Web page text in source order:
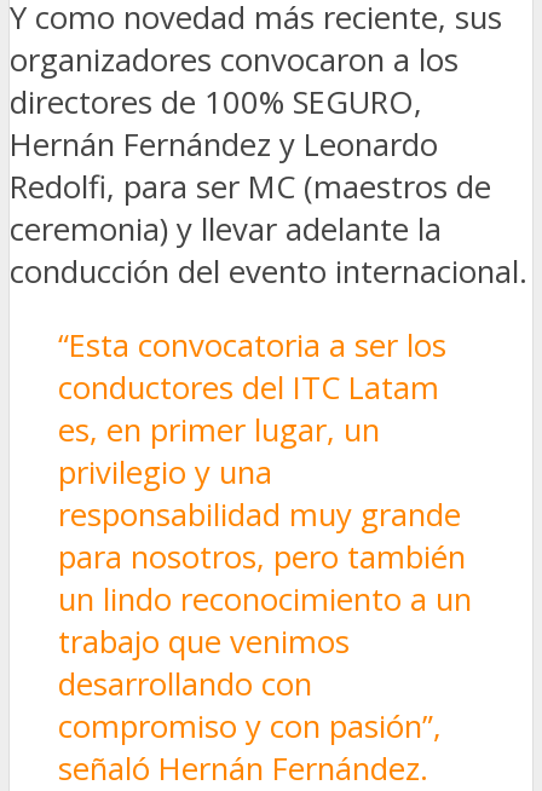
Y como novedad más reciente, sus
organizadores convocaron a los
directores de 100% SEGURO,
Hernán Fernández y Leonardo
Redolfi, para ser MC (maestros de
ceremonia) y llevar adelante la
conducción del evento internacional.
“Esta convocatoria a ser los
conductores del ITC Latam
es, en primer lugar, un
privilegio y una
responsabilidad muy grande
para nosotros, pero también
un lindo reconocimiento a un
trabajo que venimos
desarrollando con
compromiso y con pasión”,
señaló Hernán Fernández.